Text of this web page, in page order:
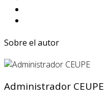
Sobre el autor
Administrador CEUPE